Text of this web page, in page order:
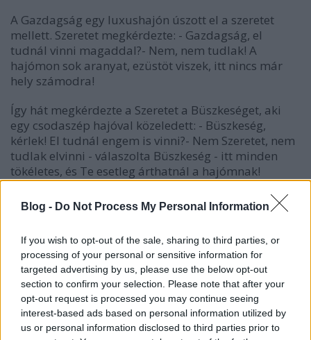
Blog - Do Not Process My Personal Information
If you wish to opt-out of the sale, sharing to third parties, or
processing of your personal or sensitive information for
targeted advertising by us, please use the below opt-out
section to confirm your selection. Please note that after your
opt-out request is processed you may continue seeing
interest-based ads based on personal information utilized by
us or personal information disclosed to third parties prior to
A Gazdagság egy luxushajón úszott el a szeretet
mellett. Szeretet megkérdezte: - Gazdagság, el
tudnál vinni magaddal?- Nem, nem tudlak! A
hajómon sok aranyat, ezüstöt viszek, itt nincs már
hely számodra!
Így hát megkérdezte a Szeretet a Büszkeséget, aki
egy csodaszép hajóval közeledett: - Büszkeség,
kérlek! El tudnál engem is vinni?- Nem Szeretet, nem
tudlak elvinni - válaszolta Büszkeség - itt minden
tökéletes, és Te esetleg árthatnál a hajómnak!
Szeretet megkérte a Bánatot is, aki éppen előtte
hajózott el: - Bánat, kérlek, vigyél el magaddal!
vagyok, de egyedül kell maradnom a hajómon!
A Vidámság is elhúzott a Szeretet mellett, de olyan
elégedett és boldog volt, hogy meg se hallotta
Szeretet kérését.
Hirtelen megszólalt egy hang: - Gyere Szeretet, én